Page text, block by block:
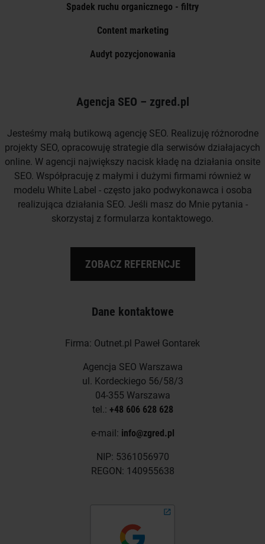
Spadek ruchu organicznego - filtry
Content marketing
Audyt pozycjonowania
Agencja SEO – zgred.pl
Jesteśmy małą butikową agencję SEO. Realizuję różnorodne
projekty SEO, opracowuję strategie dla serwisów działajacych
online. W agencji największy nacisk kładę na działania onsite
SEO. Współpracuję z małymi i dużymi firmami również w
modelu White Label - często jako podwykonawca i osoba
realizująca działania SEO. Jeśli masz do Mnie pytania -
skorzystaj z formularza kontaktowego.
ZOBACZ REFERENCJE
Dane kontaktowe
Firma: Outnet.pl Paweł Gontarek
Agencja SEO Warszawa
ul. Kordeckiego 56/58/3
04-355 Warszawa
tel.: +48 606 628 628
e-mail: info@zgred.pl
NIP: 5361056970
REGON: 140955638